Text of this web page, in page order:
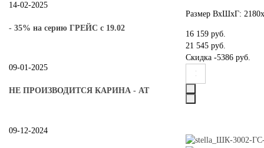
Размер ВхШхГ:
16 159 руб.
21 545 руб.
Скидка -5386 руб.
14-02-2025
- 35% на серию ГРЕЙС с 19.02
09-01-2025
НЕ ПРОИЗВОДИТСЯ КАРИНА - АТ
09-12-2024